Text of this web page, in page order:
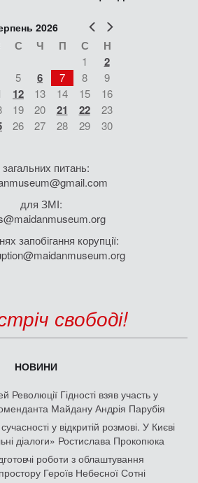
Попер
2026
С Ч П С Н
1 2
5 6 7 8
9
12 13 14 15
16
19 20 21 22
23
26 27 28 29
30
загальних питань:
для ЗМІ:
запобігання корупції:
свободі!
НОВИНИ
Революції Гідності взяв участь у
Майдану Андрія Парубія
у відкритій розмові. У Києві
діалоги» Ростислава Прокопюка
роботи з облаштування
Героїв Небесної Сотні